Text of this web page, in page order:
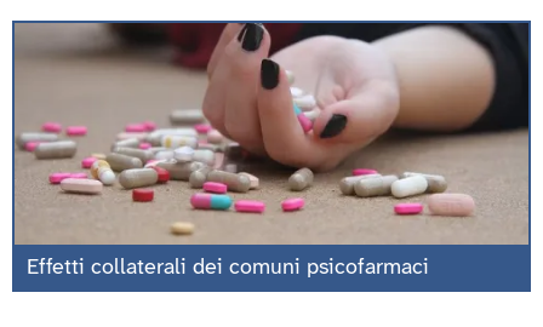
Effetti collaterali dei comuni psicofarmaci